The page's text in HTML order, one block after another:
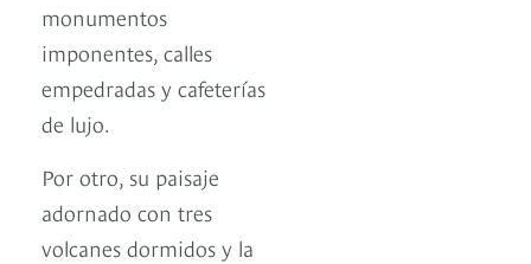
monumentos
imponentes, calles
empedradas y cafeterías
de lujo.
Por otro, su paisaje
adornado con tres
volcanes dormidos y la